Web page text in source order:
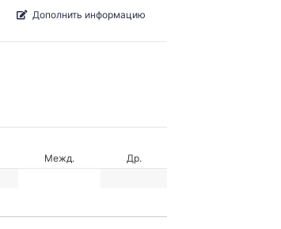
Дополнить информацию
Межд.
Др.